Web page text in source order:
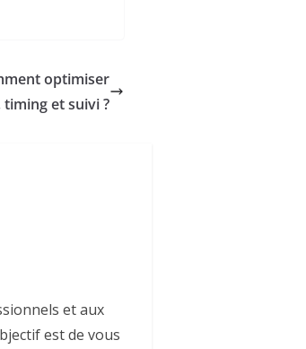
optimiser
et suivi ?
et aux
est de vous